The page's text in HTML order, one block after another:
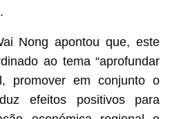
Nong apontou que, este
ao tema “aprofundar
promover em conjunto o
efeitos positivos para